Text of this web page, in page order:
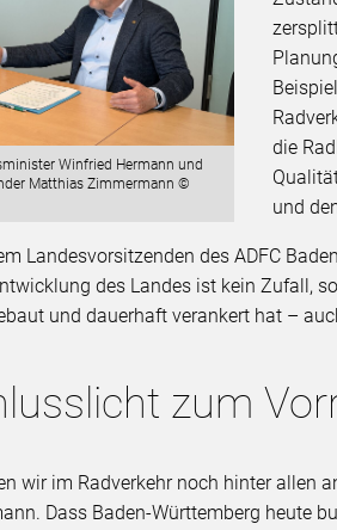
Winfried Hermann und
Matthias Zimmermann ©
die
und
Landesvorsitzenden des ADFC
des Landes ist kein Zufall,
und dauerhaft verankert hat –
zum
wir im Radverkehr noch hinter allen
Dass Baden-Württemberg heute